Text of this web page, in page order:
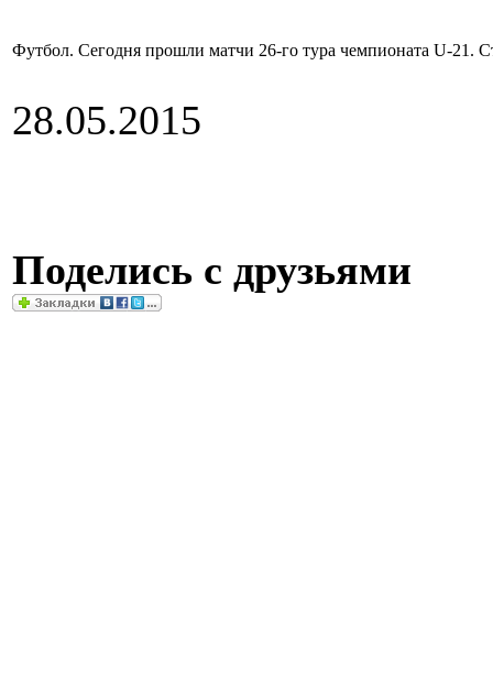
Футбол. Сегодня прошли матчи 26-го тура чемпионата U-21.
28.05.2015
Поделись с друзьями